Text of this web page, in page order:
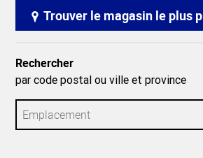
Trouver le magasin le plus
Rechercher
par code postal ou ville et province